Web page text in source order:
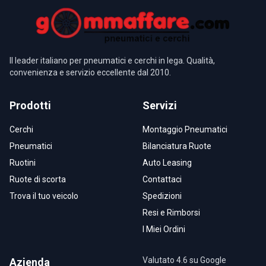
Il leader italiano per pneumatici e cerchi in lega. Qualità,
convenienza e servizio eccellente dal 2010.
Prodotti
Cerchi
Pneumatici
Ruotini
Ruote di scorta
Trova il tuo veicolo
Servizi
Montaggio Pneumatici
Bilanciatura Ruote
Auto Leasing
Contattaci
Spedizioni
Resi e Rimborsi
I Miei Ordini
Azienda Valutato 4.6 su Google